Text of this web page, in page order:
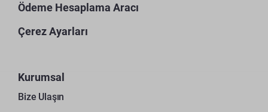
Ödeme Hesaplama Aracı
Çerez Ayarları
Kurumsal
Bize Ulaşın